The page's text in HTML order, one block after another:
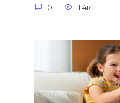
0 1.4к.